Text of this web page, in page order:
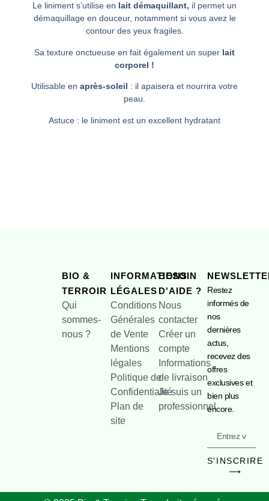
Le liniment s’utilise en lait démaquillant, il permet un
démaquillage en douceur, notamment si vous avez le
contour des yeux fragiles.
Sa texture onctueuse en fait également un super lait
corporel !
Utilisable en après-soleil : il apaisera et nourrira votre
peau.
Astuce : le liniment est un excellent hydratant
BIO &
TERROIR
Qui
sommes-
nous ?
INFORMATIONS
LÉGALES
Conditions
Générales
de Vente
Mentions
légales
Politique de
Confidentialité
Plan de
site
BESOIN
D'AIDE ?
Nous
contacter
Créer un
compte
Informations
de livraison
Je suis un
professionnel
Restez
informés de
nos
dernières
actus,
recevez des
offres
exclusives et
bien plus
encore.
S'INSCRIRE
⟶